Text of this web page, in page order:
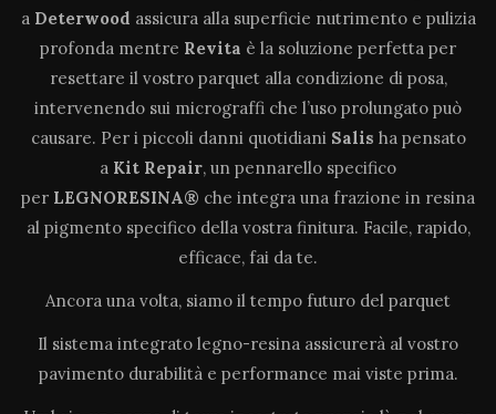
a Deterwood assicura alla superficie nutrimento e pulizia
profonda mentre Revita è la soluzione perfetta per
resettare il vostro parquet alla condizione di posa,
intervenendo sui micrograffi che l’uso prolungato può
causare. Per i piccoli danni quotidiani Salis ha pensato
a Kit Repair, un pennarello specifico
per LEGNORESINA® che integra una frazione in resina
al pigmento specifico della vostra finitura. Facile, rapido,
efficace, fai da te.
Ancora una volta, siamo il tempo futuro del parquet
Il sistema integrato legno-resina assicurerà al vostro
pavimento durabilità e performance mai viste prima.